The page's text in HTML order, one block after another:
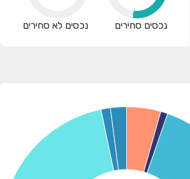
נכסים סחירים נכסים לא סחירים